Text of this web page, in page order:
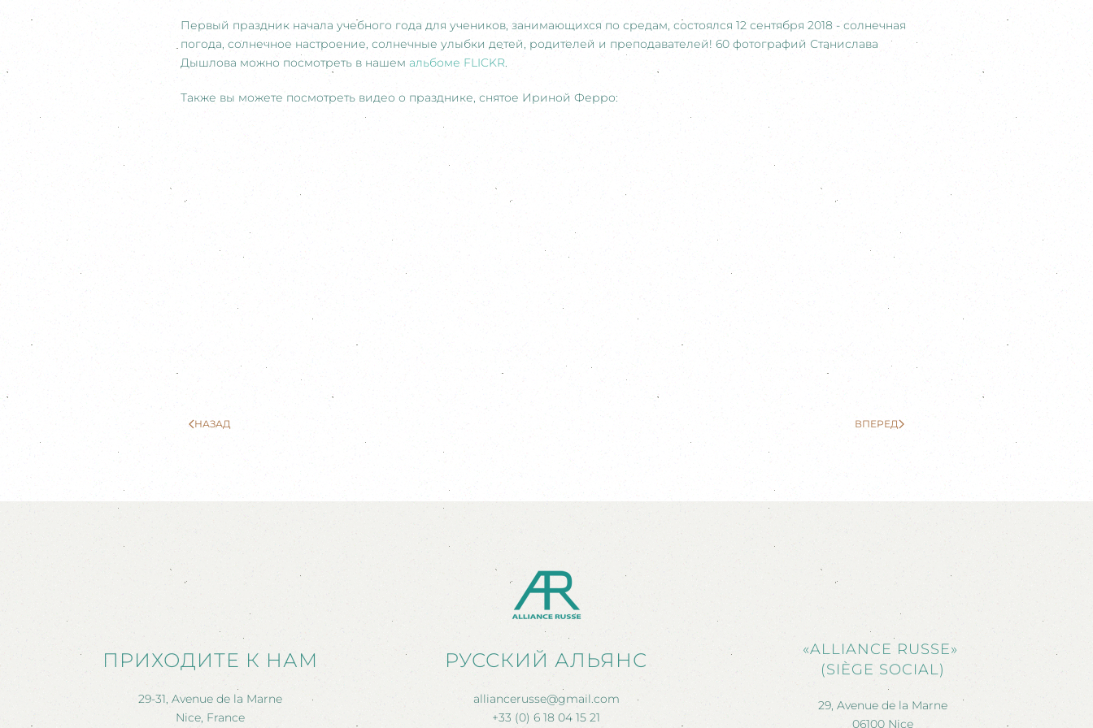
Первый праздник начала учебного года для учеников, занимающихся по средам, состоялся 12 сентября 2018 - солнечная
погода, солнечное настроение, солнечные улыбки детей, родителей и преподавателей! 60 фотографий Станислава
Дышлова можно посмотреть в нашем альбоме FLICKR.
Также вы можете посмотреть видео о празднике, снятое Ириной Ферро:
НАЗАД ВПЕРЕД
ПРИХОДИТЕ К НАМ
29-31, Avenue de la Marne
Nice, France
РУССКИЙ АЛЬЯНС
alliancerusse@gmail.com
+33 (0) 6 18 04 15 21
«ALLIANCE RUSSE»
(SIÈGE SOCIAL)
29, Avenue de la Marne
06100 Nice